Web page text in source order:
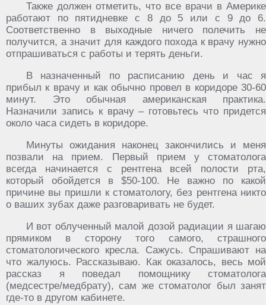
Также должен отметить, что все врачи в Америке
работают по пятидневке с 8 до 5 или с 9 до 6.
Соответственно в выходные ничего полечить не
получится, а значит для каждого похода к врачу нужно
отпрашиваться с работы и терять деньги.
В назначенный по расписанию день и час я
прибыл к врачу и как обычно провел в коридоре 30-60
минут. Это обычная американская практика.
Назначили запись к врачу – готовьтесь что придется
около часа сидеть в коридоре.
Минуты ожидания наконец закончились и меня
позвали на прием. Первый прием у стоматолога
всегда начинается с рентгена всей полости рта,
который обойдется в $50-100. Не важно по какой
причине вы пришли к стоматологу, без рентгена никто
о ваших зубах даже разговаривать не будет.
И вот облученный малой дозой радиации я шагаю
прямиком в сторону того самого, страшного
стоматологического кресла. Сажусь. Спрашивают на
что жалуюсь. Рассказываю. Как оказалось, весь мой
рассказ я поведал помощнику стоматолога
(медсестре/медбрату), сам же стоматолог был занят
где-то в другом кабинете.